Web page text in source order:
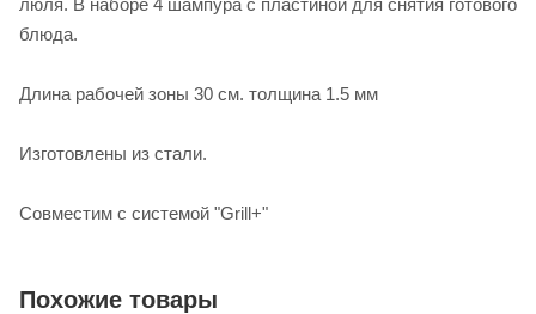
люля. В наборе 4 шампура с пластиной для снятия готового
блюда.
Длина рабочей зоны 30 см. толщина 1.5 мм
Изготовлены из стали.
Совместим с системой "Grill+"
Похожие товары